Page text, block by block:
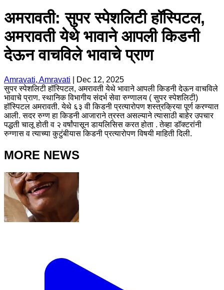
अमरावती: सुपर स्पेशलिटी हॉस्पिटल,
अमरावती येथे भावाने आपली किडनी
देऊन वाचविले भावाचे प्राण
Amravati, Amravati
Dec 12, 2025
सुपर स्पेशलिटी हॉस्पिटल, अमरावती येथे भावाने आपली किडनी देऊन वाचविले
भावाचे प्राण. स्थानिक विभागीय संदर्भ सेवा रुग्णालय ( सुपर स्पेशलिटी)
हॉस्पिटल अमरावती. येथे ६३ वी किडनी प्रत्यारोपण शस्त्रक्रिया पूर्ण करण्यात
आली. सदर रुग्ण हा किडनी आजाराने त्रस्त असल्याने त्यासाठी बाहेर उपचार
पद्धती चालू होती व २ वर्षांपासून डायलिसिस करत होता . तेव्हा डॉक्टरांनी
रुग्णास व त्याच्या कुटुंबीयास किडनी प्रत्यारोपण विषयी माहिती दिली.
MORE NEWS